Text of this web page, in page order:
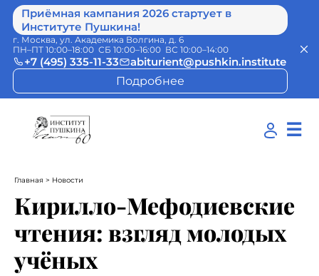
Приёмная кампания 2026 стартует в
Институте Пушкина!
г. Москва, ул. Академика Волгина, д. 6
ПН–ПТ 10:00–18:00 СБ 10:00–16:00 ВС 10:00–14:00
+7 (495) 335-11-33
abiturient@pushkin.institute
Подробнее
☰
Главная > Новости
Кирилло-Мефодиевские
чтения: взгляд молодых
учёных